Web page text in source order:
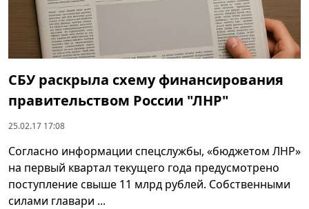
СБУ раскрыла схему финансирования
правительством России "ЛНР"
25.02.17 17:08
Согласно информации спецслужбы, «бюджетом ЛНР»
на первый квартал текущего года предусмотрено
поступление свыше 11 млрд рублей. Собственными
силами главари ...